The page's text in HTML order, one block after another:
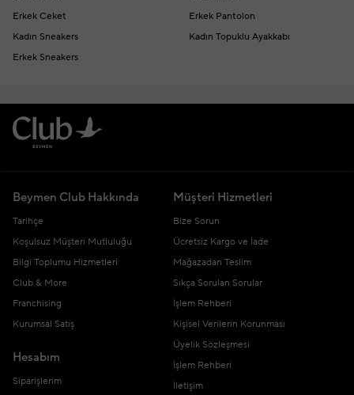
Erkek Ceket
Erkek Pantolon
Kadın Sneakers
Kadın Topuklu Ayakkabı
Erkek Sneakers
Beymen Club Hakkında
Tarihçe
Koşulsuz Müşteri Mutluluğu
Bilgi Toplumu Hizmetleri
Club & More
Franchising
Kurumsal Satış
Hesabım
Siparişlerim
Müşteri Hizmetleri
Bize Sorun
Ücretsiz Kargo ve İade
Mağazadan Teslim
Sıkça Sorulan Sorular
İşlem Rehberi
Kişisel Verilerin Korunması
Üyelik Sözleşmesi
İşlem Rehberi
İletişim